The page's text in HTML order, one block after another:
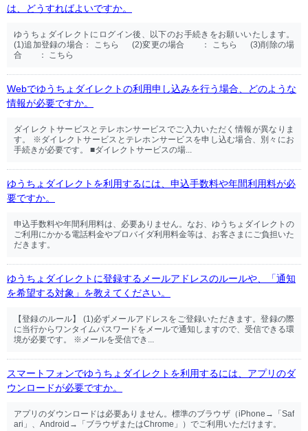
は、どうすればよいですか。
ゆうちょダイレクトにログイン後、以下のお手続きをお願いいたします。
(1)追加登録の場合： こちら (2)変更の場合 ： こちら (3)削除の場
合 ： こちら
Webでゆうちょダイレクトの利用申し込みを行う場合、どのような
情報が必要ですか。
ダイレクトサービスとテレホンサービスでご入力いただく情報が異なりま
す。 ※ダイレクトサービスとテレホンサービスを申し込む場合、別々にお
手続きが必要です。 ■ダイレクトサービスの場...
ゆうちょダイレクトを利用するには、申込手数料や年間利用料が必
要ですか。
申込手数料や年間利用料は、必要ありません。なお、ゆうちょダイレクトの
ご利用にかかる電話料金やプロバイダ利用料金等は、お客さまにご負担いた
だきます。
ゆうちょダイレクトに登録するメールアドレスのルールや、「通知
を希望する対象」を教えてください。
【登録のルール】 (1)必ずメールアドレスをご登録いただきます。登録の際
に当行からワンタイムパスワードをメールで通知しますので、受信できる環
境が必要です。 ※メールを受信でき...
スマートフォンでゆうちょダイレクトを利用するには、アプリのダ
ウンロードが必要ですか。
アプリのダウンロードは必要ありません。標準のブラウザ（iPhone→「Saf
ari」、Android→「ブラウザまたはChrome」）でご利用いただけます。